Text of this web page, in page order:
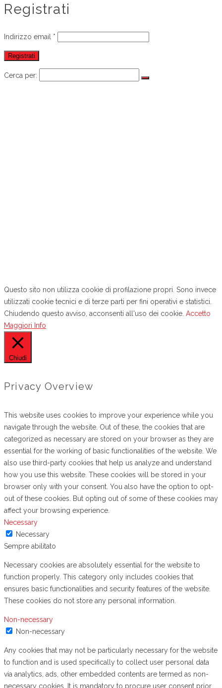
Registrati
Indirizzo email *
Registrati
Cerca per:
Questo sito non utilizza cookie di profilazione propri. Sono invece
utilizzati cookie tecnici e di terze parti per fini operativi e statistici.
Chiudendo questo avviso, acconsenti all'uso dei cookie. Accetto
Maggiori Info
Chiudi
Privacy Overview
This website uses cookies to improve your experience while you
navigate through the website. Out of these, the cookies that are
categorized as necessary are stored on your browser as they are
essential for the working of basic functionalities of the website. We
also use third-party cookies that help us analyze and understand
how you use this website. These cookies will be stored in your
browser only with your consent. You also have the option to opt-
out of these cookies. But opting out of some of these cookies may
affect your browsing experience.
Necessary
Necessary
Sempre abilitato
Necessary cookies are absolutely essential for the website to
function properly. This category only includes cookies that
ensures basic functionalities and security features of the website.
These cookies do not store any personal information.
Non-necessary
Non-necessary
Any cookies that may not be particularly necessary for the website
to function and is used specifically to collect user personal data
via analytics, ads, other embedded contents are termed as non-
necessary cookies. It is mandatory to procure user consent prior